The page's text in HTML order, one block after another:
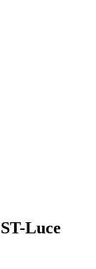
Luce